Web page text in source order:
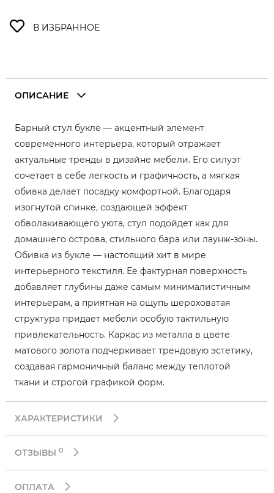
ОПИСАНИЕ
Барный стул букле — акцентный элемент
современного интерьера, который отражает
актуальные тренды в дизайне мебели. Его силуэт
сочетает в себе легкость и графичность, а мягкая
обивка делает посадку комфортной. Благодаря
изогнутой спинке, создающей эффект
обволакивающего уюта, стул подойдет как для
домашнего острова, стильного бара или лаунж-зоны.
Обивка из букле — настоящий хит в мире
интерьерного текстиля. Ее фактурная поверхность
добавляет глубины даже самым минималистичным
интерьерам, а приятная на ощупь шероховатая
структура придает мебели особую тактильную
привлекательность. Каркас из металла в цвете
матового золота подчеркивает трендовую эстетику,
создавая гармоничный баланс между теплотой
ткани и строгой графикой форм.
ХАРАКТЕРИСТИКИ
ОТЗЫВЫ 0
ОПЛАТА